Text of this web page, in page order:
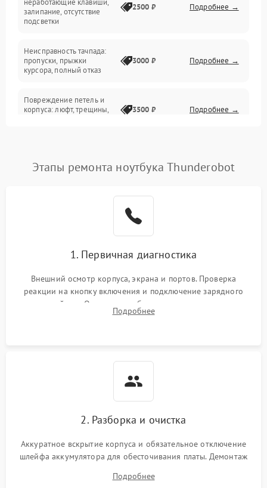
Батарея
Сеть и интернет
неработающие клавиши,
залипание, отсутствие
подсветки
2500 ₽ Подробнее →
Неисправность тачпада:
пропуски, прыжки
курсора, полный отказ
3000 ₽ Подробнее →
Повреждение петель и
корпуса: люфт, трещины,
3500 ₽ Подробнее →
невозможность зарядки,
2500 ₽ Подробнее →
2000 ₽
Перегрев из‑за пыли,
неисправности кулера
Выход из строя SSD или
HDD: медленная загрузка,
2000 ₽
Проблемы Wi‑Fi или
2500 ₽
Этапы ремонта ноутбука Thunderobot
1. Первичная диагностика
Внешний осмотр корпуса, экрана и портов. Проверка
реакции на кнопку включения и подключение зарядного
устройства. Оценка потребления тока с помощью
лабораторного блока питания для локализации проблемы.
Подробнее
2. Разборка и очистка
Аккуратное вскрытие корпуса и обязательное отключение
шлейфа аккумулятора для обесточивания платы. Демонтаж
высохшей термопасты с кристаллов чипов.
Подробнее